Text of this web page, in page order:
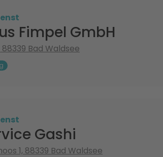
Fimpel GmbH
88339 Bad Waldsee
Gashi
1, 88339 Bad Waldsee